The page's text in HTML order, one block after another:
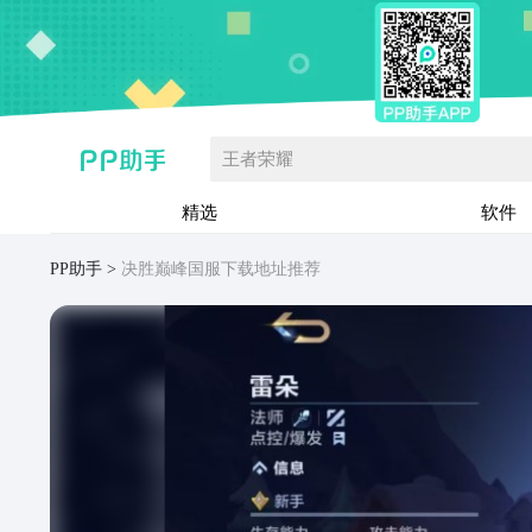
王者荣耀
精选 软件
PP助手 决胜巅峰国服下载地址推荐